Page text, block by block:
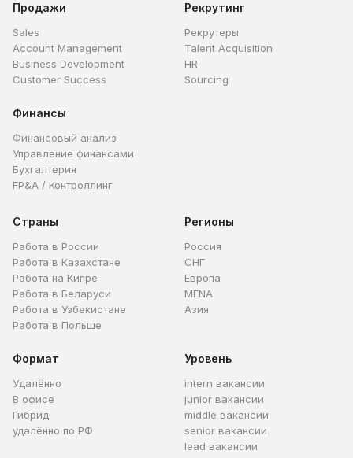
Продажи
Sales
Account Management
Business Development
Customer Success
Рекрутинг
Рекрутеры
Talent Acquisition
HR
Sourcing
Финансы
Финансовый анализ
Управление финансами
Бухгалтерия
FP&A / Контроллинг
Страны
Работа в России
Работа в Казахстане
Работа на Кипре
Работа в Беларуси
Работа в Узбекистане
Работа в Польше
Регионы
Россия
СНГ
Европа
MENA
Азия
Формат
Удалённо
В офисе
Гибрид
удалённо по РФ
Уровень
intern вакансии
junior вакансии
middle вакансии
senior вакансии
lead вакансии